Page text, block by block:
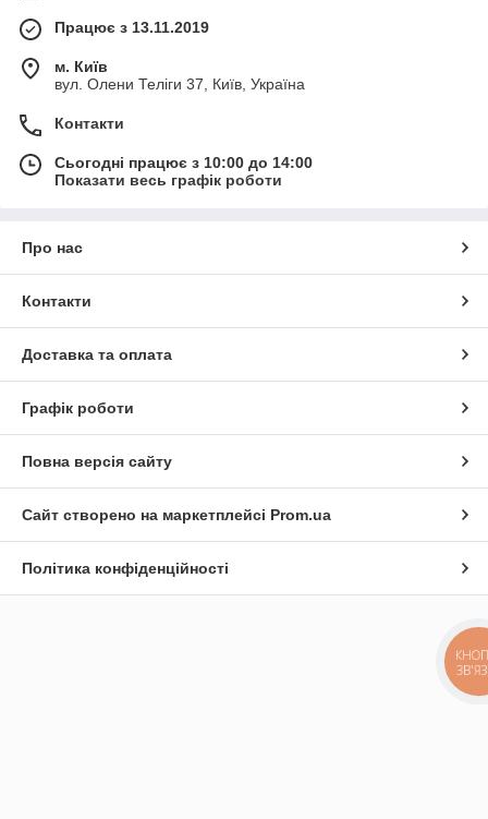
Працює з 13.11.2019
м. Київ
вул. Олени Теліги 37, Київ, Україна
Контакти
Сьогодні працює з 10:00 до 14:00
Показати весь графік роботи
Про нас
Контакти
Доставка та оплата
Графік роботи
Повна версія сайту
Сайт створено на маркетплейсі Prom.ua
Політика конфіденційності